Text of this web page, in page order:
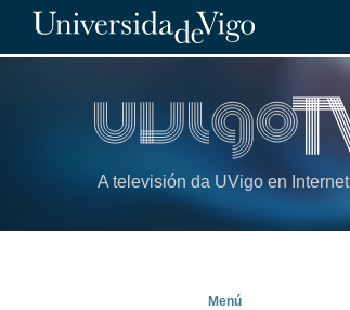
A televisión da UVigo en Internet
Menú